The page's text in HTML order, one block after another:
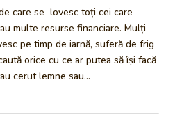
care se lovesc toți cei care
multe resurse financiare. Mulți
pe timp de iarnă, suferă de frig
orice cu ce ar putea să își facă
cerut lemne sau...